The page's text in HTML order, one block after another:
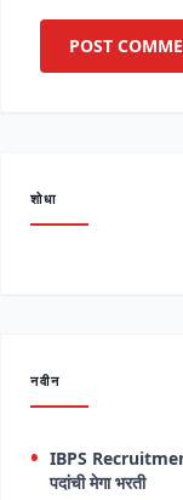
शोधा
नवीन
IBPS
पदांची मेगा भरती